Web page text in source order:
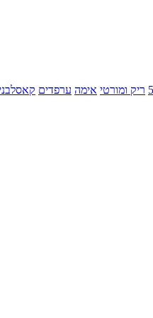
ריק ומורטי אימה ערפדים